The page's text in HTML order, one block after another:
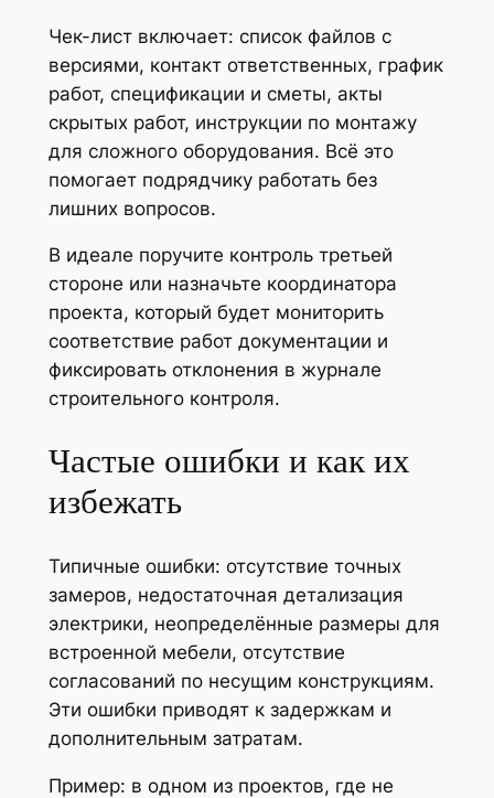
Чек-лист включает: список файлов с
версиями, контакт ответственных, график
работ, спецификации и сметы, акты
скрытых работ, инструкции по монтажу
для сложного оборудования. Всё это
помогает подрядчику работать без
лишних вопросов.
В идеале поручите контроль третьей
стороне или назначьте координатора
проекта, который будет мониторить
соответствие работ документации и
фиксировать отклонения в журнале
строительного контроля.
Частые ошибки и как их
избежать
Типичные ошибки: отсутствие точных
замеров, недостаточная детализация
электрики, неопределённые размеры для
встроенной мебели, отсутствие
согласований по несущим конструкциям.
Эти ошибки приводят к задержкам и
дополнительным затратам.
Пример: в одном из проектов, где не